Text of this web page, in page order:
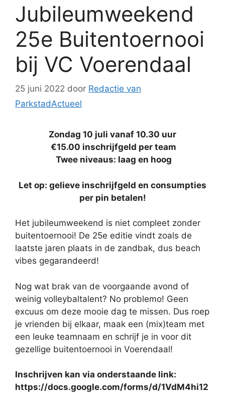
Jubileumweekend
25e Buitentoernooi
bij VC Voerendaal
25 juni 2022 door Redactie van
ParkstadActueel
Zondag 10 juli vanaf 10.30 uur
€15.00 inschrijfgeld per team
Twee niveaus: laag en hoog
Let op: gelieve inschrijfgeld en consumpties
per pin betalen!
Het jubileumweekend is niet compleet zonder
buitentoernooi! De 25e editie vindt zoals de
laatste jaren plaats in de zandbak, dus beach
vibes gegarandeerd!
Nog wat brak van de voorgaande avond of
weinig volleybaltalent? No problemo! Geen
excuus om deze mooie dag te missen. Dus roep
je vrienden bij elkaar, maak een (mix)team met
een leuke teamnaam en schrijf je in voor dit
gezellige buitentoernooi in Voerendaal!
Inschrijven kan via onderstaande link:
https://docs.google.com/forms/d/1VdM4hi12